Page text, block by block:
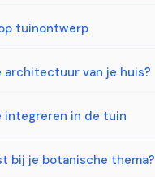
tuinontwerp
van je huis?
integreren in de tuin
bij je botanische thema?